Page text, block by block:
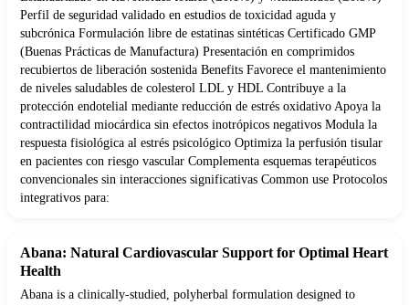
Perfil de seguridad validado en estudios de toxicidad aguda y
subcrónica Formulación libre de estatinas sintéticas Certificado GMP
(Buenas Prácticas de Manufactura) Presentación en comprimidos
recubiertos de liberación sostenida Benefits Favorece el mantenimiento
de niveles saludables de colesterol LDL y HDL Contribuye a la
protección endotelial mediante reducción de estrés oxidativo Apoya la
contractilidad miocárdica sin efectos inotrópicos negativos Modula la
respuesta fisiológica al estrés psicológico Optimiza la perfusión tisular
en pacientes con riesgo vascular Complementa esquemas terapéuticos
convencionales sin interacciones significativas Common use Protocolos
integrativos para:
Abana: Natural Cardiovascular Support for Optimal Heart
Health
Abana is a clinically-studied, polyherbal formulation designed to